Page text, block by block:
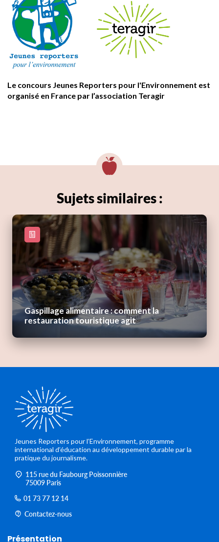
Le concours Jeunes Reporters pour l'Environnement est
organisé en France par l’association Teragir
Sujets similaires :
Gaspillage alimentaire : comment la
restauration touristique agit
Jeunes Reporters pour l’Environnement, programme
international d’éducation au développement durable par la
pratique du journalisme.
115 rue du Faubourg Poissonnière
75009 Paris
01 73 77 12 14
Contactez-nous
Présentation